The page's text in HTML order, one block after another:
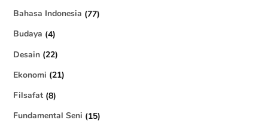
Bahasa Indonesia (77)
Budaya (4)
Desain (22)
Ekonomi (21)
Filsafat (8)
Fundamental Seni (15)